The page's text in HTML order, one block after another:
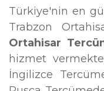
Türkiye'nin en
Trabzon
Ortahisar
hizmet
İngilizce